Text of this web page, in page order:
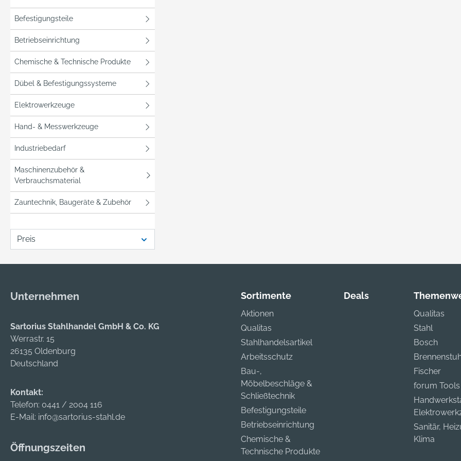
Befestigungsteile
Betriebseinrichtung
Chemische & Technische Produkte
Dübel & Befestigungssysteme
Elektrowerkzeuge
Hand- & Messwerkzeuge
Industriebedarf
Maschinenzubehör &
Verbrauchsmaterial
Zauntechnik, Baugeräte & Zubehör
Preis
Unternehmen
Sartorius Stahlhandel GmbH & Co. KG
Werrastr. 15
26135 Oldenburg
Deutschland
Kontakt:
Telefon: 0441 / 2004 116
E-Mail: info@sartorius-stahl.de
Öffnungszeiten
Sortimente
Aktionen
Qualitas
Stahlhandelsartikel
Arbeitsschutz
Bau-,
Möbelbeschläge &
Schließtechnik
Befestigungsteile
Betriebseinrichtung
Chemische &
Technische Produkte
Deals
Qualitas
Stahl
Bosch
Fischer
forum Tools
Sanitär,
Klima